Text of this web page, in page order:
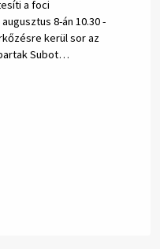
a foci
8-án 10.30 -
kerül sor az
Subot…
A tartós